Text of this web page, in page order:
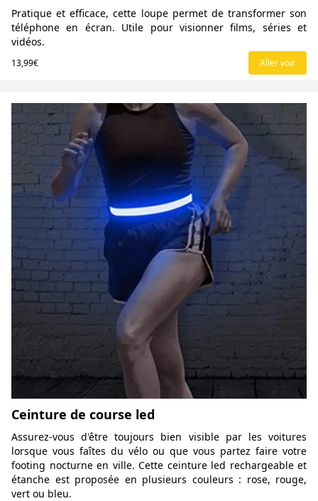
Pratique et efficace, cette loupe permet de transformer son
téléphone en écran. Utile pour visionner films, séries et
vidéos.
13,99€ Aller voir
Ceinture de course led
Assurez-vous d'être toujours bien visible par les voitures
lorsque vous faîtes du vélo ou que vous partez faire votre
footing nocturne en ville. Cette ceinture led rechargeable et
étanche est proposée en plusieurs couleurs : rose, rouge,
vert ou bleu.